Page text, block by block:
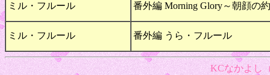
ミル・フルール 番外編 Morning Glory～朝顔の
ミル・フルール 番外編 うら・フルール
KCなかよし